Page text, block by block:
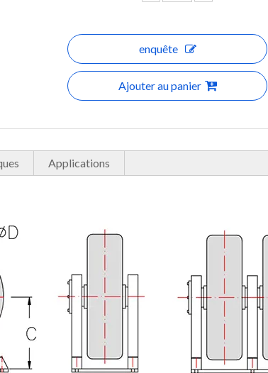
enquête
Ajouter au panier
Applications